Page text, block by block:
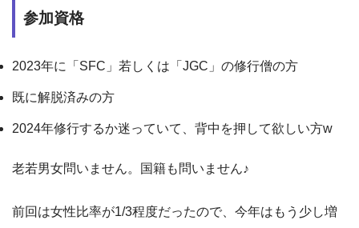
参加資格
2023年に「SFC」若しくは「JGC」の修行僧の方
既に解脱済みの方
2024年修行するか迷っていて、背中を押して欲しい方w
老若男女問いません。国籍も問いません♪
前回は女性比率が1/3程度だったので、今年はもう少し増